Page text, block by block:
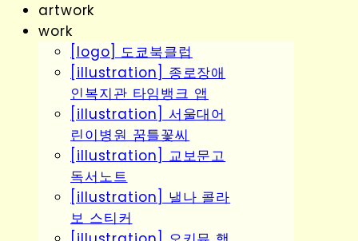
artwork
work
[logo] 도쿄북클럽
[illustration] 종로장애
인복지관 타임뱅크 앱
[illustration] 서울대어
린이병원 꿈틀꽃씨
[illustration] 교보문고
독서노트
[illustration] 낼나 콜라
보 스티커